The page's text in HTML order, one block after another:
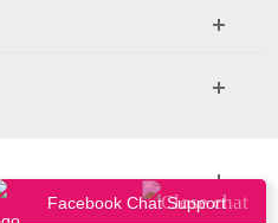
Facebook Chat Support